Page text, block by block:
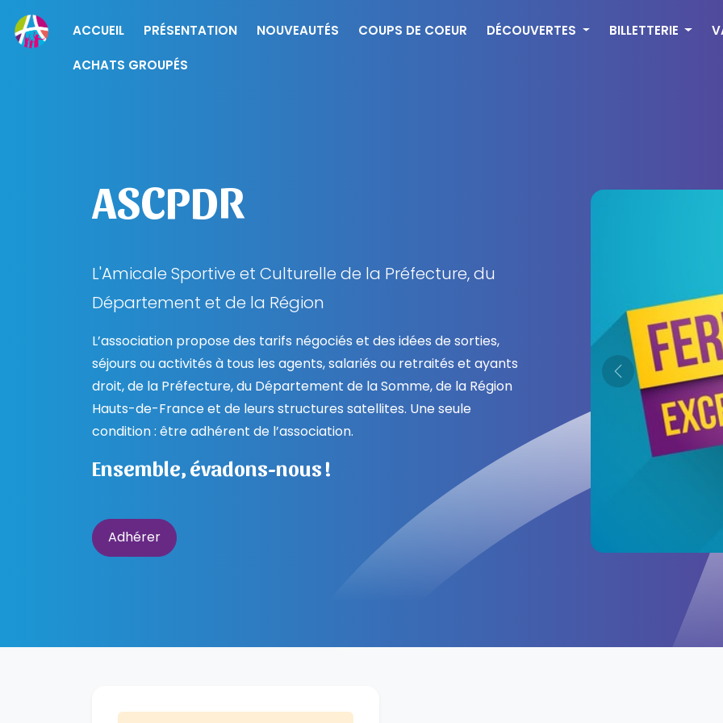
ACCUEIL PRÉSENTATION NOUVEAUTÉS COUPS DE COEUR DÉCOUVERTES BILLETTERIE
ACHATS GROUPÉS
ASCPDR
L'Amicale Sportive et Culturelle de la Préfecture, du
Département et de la Région
L’association propose des tarifs négociés et des idées de sorties,
séjours ou activités à tous les agents, salariés ou retraités et ayants
droit, de la Préfecture, du Département de la Somme, de la Région
Hauts-de-France et de leurs structures satellites. Une seule
condition : être adhérent de l’association.
Ensemble, évadons-nous !
Adhérer
Previous